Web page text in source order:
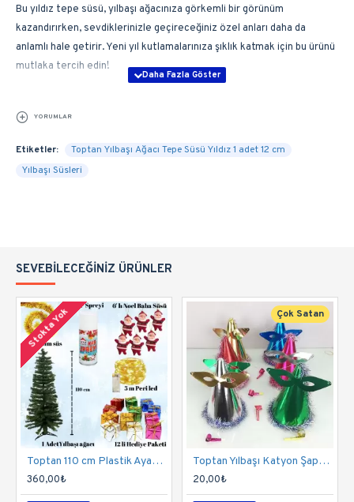
Bu yıldız tepe süsü, yılbaşı ağacınıza görkemli bir görünüm
kazandırırken, sevdiklerinizle geçireceğiniz özel anları daha da
anlamlı hale getirir. Yeni yıl kutlamalarınıza şıklık katmak için bu ürünü
mutlaka tercih edin!
YORUMLAR
Etiketler:
Toptan Yılbaşı Ağacı Tepe Süsü Yıldız 1 adet 12 cm
Yılbaşı Süsleri
SEVEBILECEĞINIZ ÜRÜNLER
Stokta Yok
Toptan 110 cm Plastik Ayaklı Yılbaşı Çam Ağacı Seti
360,00₺
Çok Satan
Toptan Yılbaşı Katyon Şapka Seti 200 Adet
20,00₺